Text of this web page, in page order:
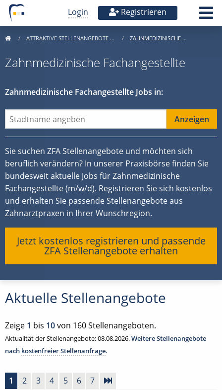
Login Registrieren
ATTRAKTIVE STELLENANGEBOTE … ZAHNMEDIZINISCHE …
Zahnmedizinische Fachangestellte
Zahnmedizinische Fachangestellte Jobs in:
Sie suchen ZFA Stellenangebote und möchten sich
beruflich verändern? In unserer Praxisbörse finden Sie
bundesweit aktuelle Jobs für Zahnmedizinische
Fachangestellte (m/w/d). Registrieren Sie sich kostenlos
und erhalten Sie passende Stellenangebote aus
Zahnarztpraxen in Ihrer Wunschregion.
Jetzt kostenlos registrieren und passende
ZFA Stellenangebote erhalten
Aktuelle Stellenangebote
Zeige 1 bis 10von 160 Stellenangeboten.
Aktualität der Stellenangebote: 08.08.2026.Weitere Stellenangebote
nach kostenfreier Stellenanfrage.
1 2 3 4 5 6 7